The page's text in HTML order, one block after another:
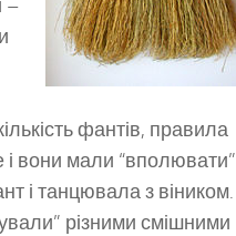
–
фантів, правила
і вони мали “вполювати”
і танцювала з віником.
різними смішними